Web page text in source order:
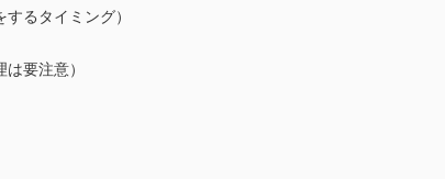
るタイミング）
要注意）